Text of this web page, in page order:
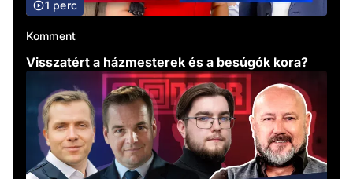
1 perc
Komment
Visszatért a házmesterek és a besúgók kora?